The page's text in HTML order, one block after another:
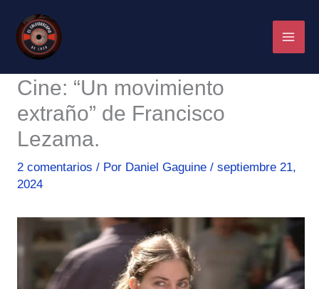
contenido
Cine: “Un movimiento
extraño” de Francisco
Lezama.
2 comentarios / Por Daniel Gaguine / septiembre 21,
2024